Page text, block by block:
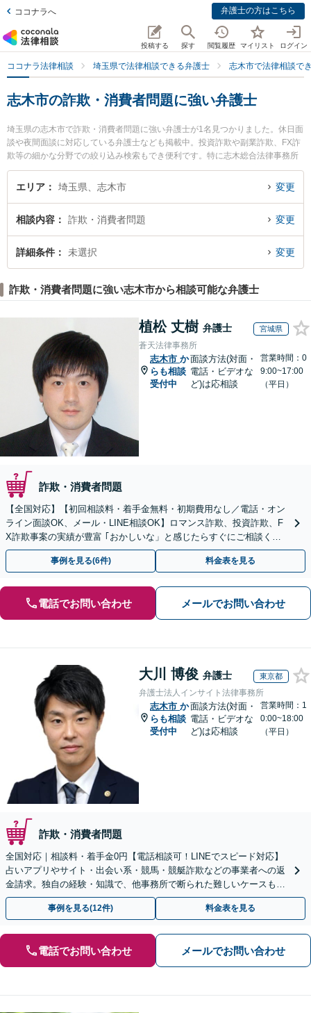
ココナラへ 弁護士の方はこちら
投稿する 探す 閲覧履歴 マイリスト ログイン
ココナラ法律相談 埼玉県で法律相談できる弁護士 志木市で法律相談で
志木市の詐欺・消費者問題に強い弁護士
埼玉県の志木市で詐欺・消費者問題に強い弁護士が1名見つかりました。休日面
談や夜間面談に対応している弁護士なども掲載中。投資詐欺や副業詐欺、FX詐
欺等の細かな分野での絞り込み検索もでき便利です。特に志木総合法律事務所
の佐藤 直樹弁護士のプロフィール情報や弁護士費用、強みなどが注目されてい
ます。『志木市で土日や夜間に発生した詐欺・消費者問題のトラブルを今すぐ
志木市内の弁護士に相談予約したい』などでお困りの相談者さんにおすすめで
す。
エリア 埼玉県、志木市 変更
相談内容 詐欺・消費者問題 変更
詳細条件 未選択 変更
詐欺・消費者問題に強い志木市から相談可能な弁護士
植松 丈樹 弁護士 宮城県
蒼天法律事務所
志木市 か
らも相談
受付中
面談方法(対面・
電話・ビデオな
ど)は応相談
営業時間：0
9:00~17:00
（平日）
詐欺・消費者問題
【全国対応】【初回相談料・着手金無料・初期費用なし／電話・オン
ライン面談OK、メール・LINE相談OK】ロマンス詐欺、投資詐欺、F
X詐欺事案の実績が豊富 ｢おかしいな」と感じたらすぐにご相談くだ
さい。
事例を見る(6件) 料金表を見る
電話でお問い合わせ メールでお問い合わせ
大川 博俊 弁護士 東京都
弁護士法人インサイト法律事務所
志木市 か
らも相談
受付中
面談方法(対面・
電話・ビデオな
ど)は応相談
営業時間：1
0:00~18:00
（平日）
詐欺・消費者問題
全国対応｜相談料・着手金0円【電話相談可！LINEでスピード対応】
占いアプリやサイト・出会い系・競馬・競艇詐欺などの事業者への返
金請求。独自の経験・知識で、他事務所で断られた難しいケースも解
決に導いた実績あり。まずはお気軽にご相談ください
事例を見る(12件) 料金表を見る
電話でお問い合わせ メールでお問い合わせ